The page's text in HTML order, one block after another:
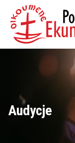
Audycje